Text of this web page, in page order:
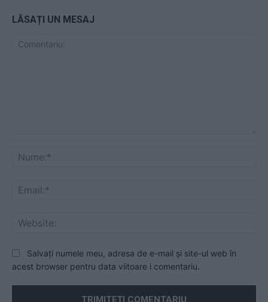
LĂSAȚI UN MESAJ
Salvați numele meu, adresa de e-mail și site-ul web în
acest browser pentru data viitoare i comentariu.